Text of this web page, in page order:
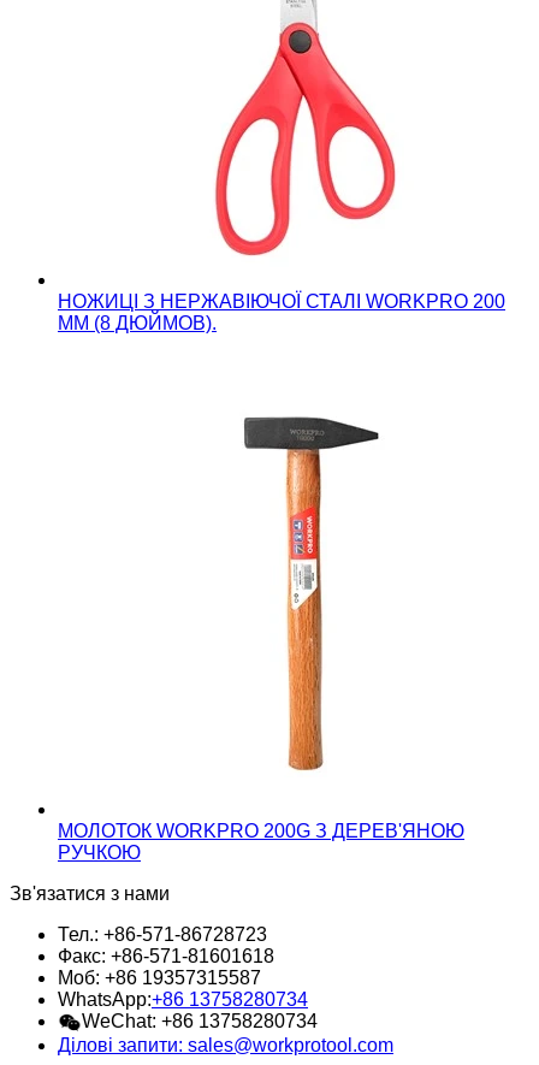
НОЖИЦІ З НЕРЖАВІЮЧОЇ СТАЛІ WORKPRO 200
ММ (8 ДЮЙМОВ).
МОЛОТОК WORKPRO 200G З ДЕРЕВ'ЯНОЮ
РУЧКОЮ
Зв'язатися з нами
Тел.: +86-571-86728723
Факс: +86-571-81601618
Моб: +86 19357315587
WhatsApp:+86 13758280734
WeChat: +86 13758280734
Ділові запити: sales@workprotool.com